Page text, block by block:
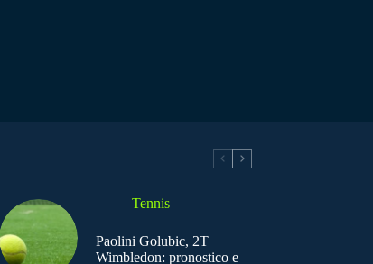
Tennis
Paolini Golubic, 2T
Wimbledon: pronostico e